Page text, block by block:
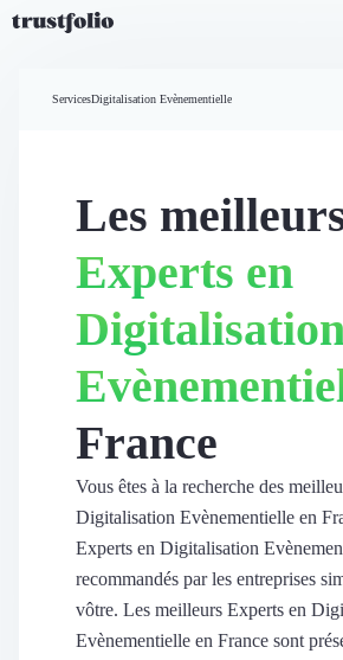
Widgets d'avis
Partage d’avis multicanal
Vidéo de témoignage
Parrainage
Intent data
Révéler le réseau
Vitrine & média
Suivi du ROI
Voir tous nos avis clients
Accueil
ServicesDigitalisation Evènementielle
Les
Experts en
France
Vous êtes à la recherche des
Digitalisation Evènementielle en
Experts en Digitalisation
recommandés par les entreprises
vôtre. Les meilleurs Experts en
Evènementielle en France sont